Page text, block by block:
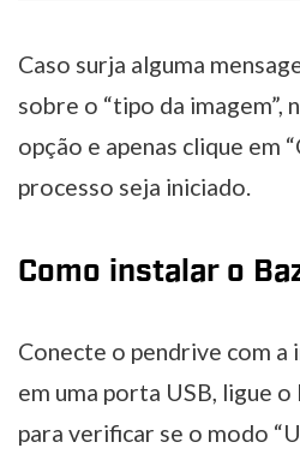
Caso surja alguma
sobre o “tipo da imagem”,
opção e apenas clique em
processo seja iniciado.
Como instalar o
Conecte o pendrive com a
em uma porta USB, ligue o
para verificar se o modo